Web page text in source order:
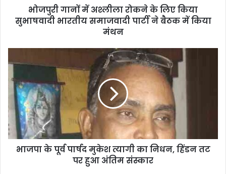
भोजपुरी गानों में अश्लीला रोकने के लिए किया
सुभाषवादी भारतीय समाजवादी पार्टी ने बैठक में किया
मंथन
भाजपा के पूर्व पार्षद मुकेश त्यागी का निधन, हिंडन तट
पर हुआ अंतिम संस्कार